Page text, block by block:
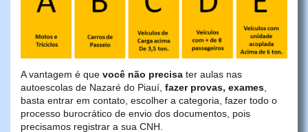
A vantagem é que você não precisa ter aulas nas
autoescolas de Nazaré do Piauí, fazer provas, exames,
basta entrar em contato, escolher a categoria, fazer todo o
processo burocrático de envio dos documentos, pois
precisamos registrar a sua CNH.